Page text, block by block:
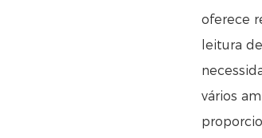
oferece
leitura
vários